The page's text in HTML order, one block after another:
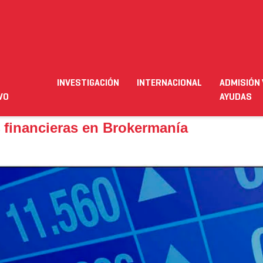
Empleo Estudiante Futuro alumnado Necesito
INVESTIGACIÓN INTERNACIONAL
ADMISIÓN
AYUDAS
en Brokermanía